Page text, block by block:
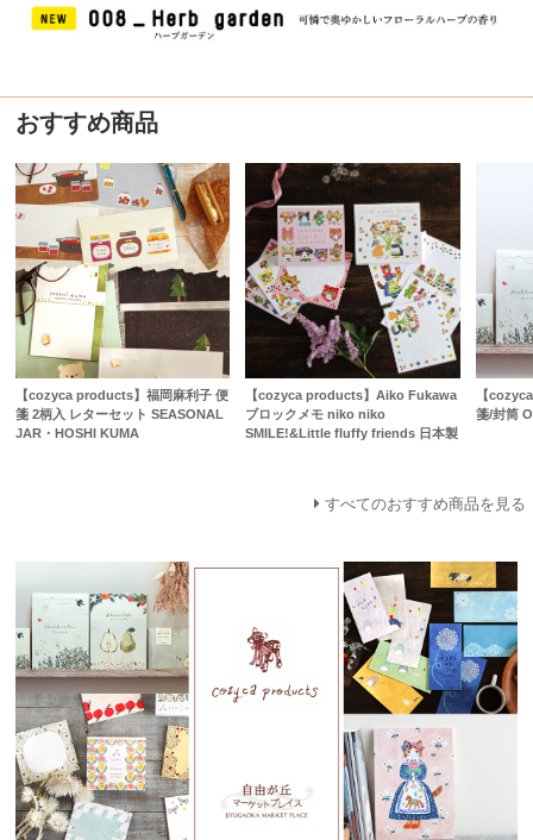
おすすめ商品
【cozyca products】福岡麻利子 便
箋 2柄入 レターセット SEASONAL
JAR・HOSHI KUMA
【cozyca products】Aiko Fukawa
ブロックメモ niko niko
SMILE!&Little fluffy friends 日本製
【
箋/封筒
すべてのおすすめ商品を見る